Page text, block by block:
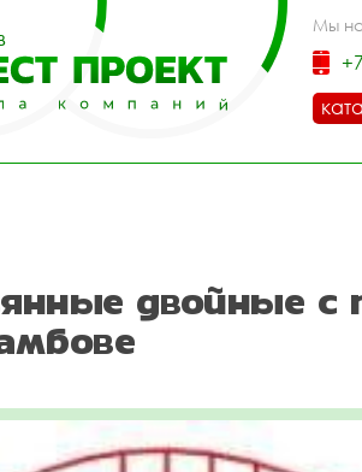
Мы
двойные с